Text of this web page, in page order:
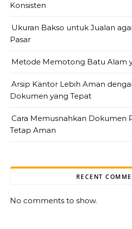
Konsisten
Ukuran Bakso untuk Jualan
Pasar
Metode Memotong Batu Alam
Arsip Kantor Lebih Aman
Dokumen yang Tepat
Cara Memusnahkan Dokumen
Tetap Aman
RECENT
No comments to show.